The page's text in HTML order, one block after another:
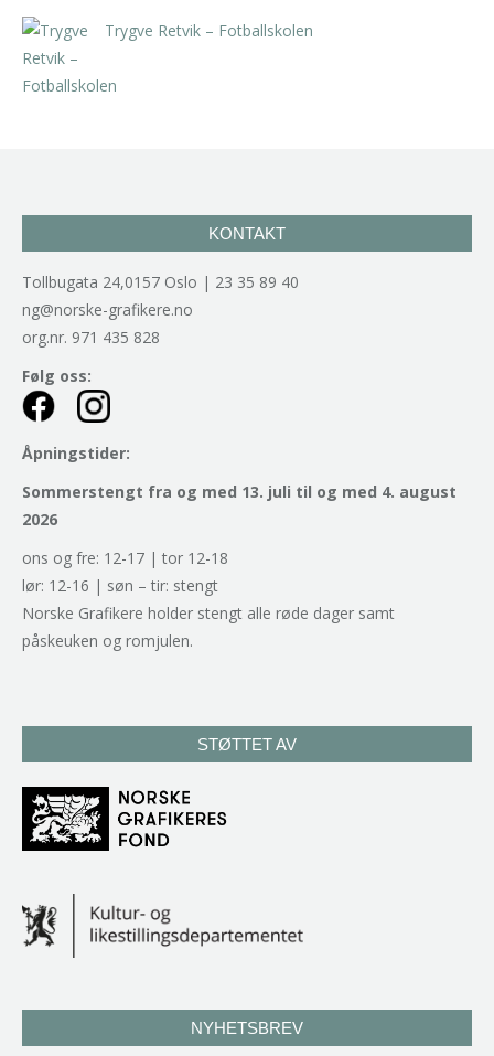
Trygve Retvik – Fotballskolen
KONTAKT
Tollbugata 24,0157 Oslo | 23 35 89 40
ng@norske-grafikere.no
org.nr. 971 435 828
Følg oss:
Åpningstider:
Sommerstengt fra og med 13. juli til og med 4. august
2026
ons og fre: 12-17 | tor 12-18
lør: 12-16 | søn – tir: stengt
Norske Grafikere holder stengt alle røde dager samt
påskeuken og romjulen.
STØTTET AV
NYHETSBREV